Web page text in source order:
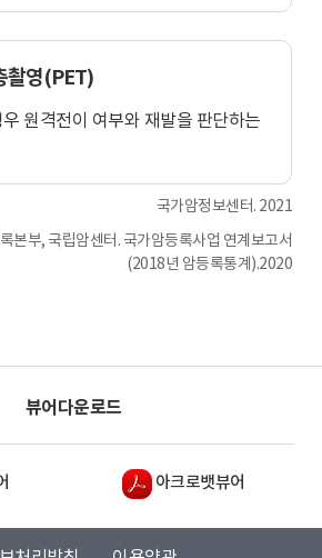
촬영(PET)
원격전이 여부와 재발을 판단하는
국가암정보센터. 2021
본부, 국립암센터. 국가암등록사업 연계보고서
(2018년 암등록통계).2020
뷰어다운로드
아크로뱃뷰어